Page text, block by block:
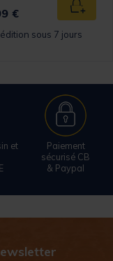
€
sous 7 jours
et
Paiement
sécurisé CB
& Paypal